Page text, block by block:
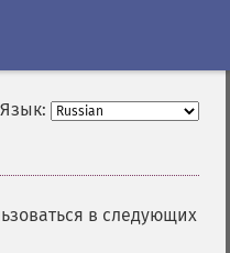
Язык:
в следующих